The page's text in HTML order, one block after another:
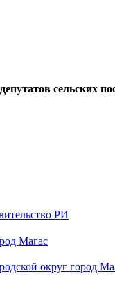
сельских